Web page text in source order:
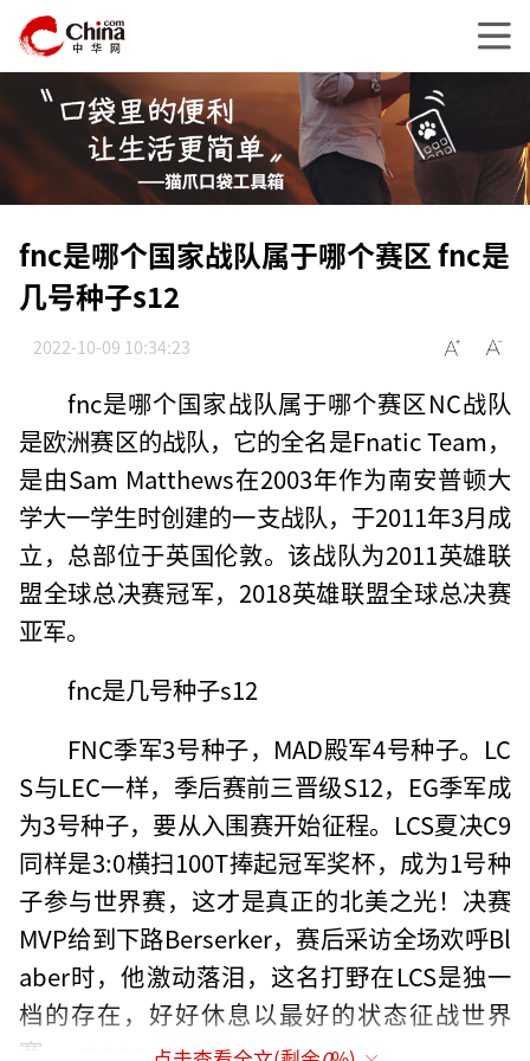
fnc是哪个国家战队属于哪个赛区 fnc是
几号种子s12
2022-10-09 10:34:23
fnc是哪个国家战队属于哪个赛区NC战队
是欧洲赛区的战队，它的全名是Fnatic Team，
是由Sam Matthews在2003年作为南安普顿大
学大一学生时创建的一支战队，于2011年3月成
立，总部位于英国伦敦。该战队为2011英雄联
盟全球总决赛冠军，2018英雄联盟全球总决赛
亚军。
fnc是几号种子s12
FNC季军3号种子，MAD殿军4号种子。LC
S与LEC一样，季后赛前三晋级S12，EG季军成
为3号种子，要从入围赛开始征程。LCS夏决C9
同样是3:0横扫100T捧起冠军奖杯，成为1号种
子参与世界赛，这才是真正的北美之光！决赛
MVP给到下路Berserker，赛后采访全场欢呼Bl
aber时，他激动落泪，这名打野在LCS是独一
档的存在，好好休息以最好的状态征战世界
赛。
（责任编辑：乔娇 TT0002）